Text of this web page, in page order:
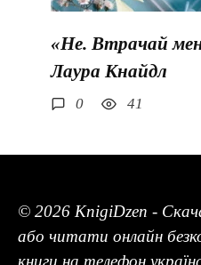
«Не. Втрачай
Лаура Кнайдл
0 41
© 2026 KnigiDzen -
або читати онлайн
книги на телефон